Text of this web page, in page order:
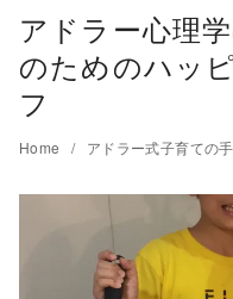
アドラー心理
のためのハッ
フ
Home アドラー式子育ての